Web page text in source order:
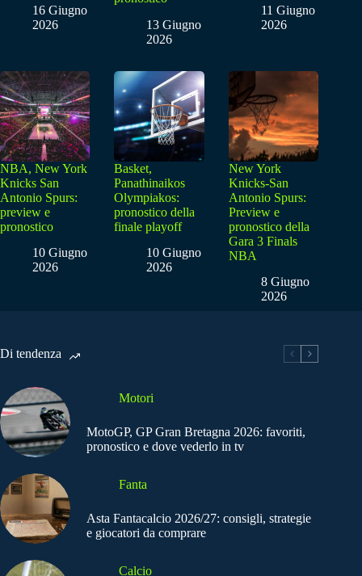
16 Giugno
2026
13 Giugno
2026
11 Giugno
2026
NBA, New York
Knicks San
Antonio Spurs:
preview e
pronostico
10 Giugno
2026
Basket,
Panathinaikos
Olympiakos:
pronostico della
finale playoff
10 Giugno
2026
New York
Knicks-San
Antonio Spurs:
Preview e
pronostico della
Gara 3 Finals
NBA
8 Giugno
2026
Di tendenza
Motori
MotoGP, GP Gran Bretagna 2026: favoriti,
pronostico e dove vederlo in tv
Fanta
Asta Fantacalcio 2026/27: consigli, strategie
e giocatori da comprare
Calcio